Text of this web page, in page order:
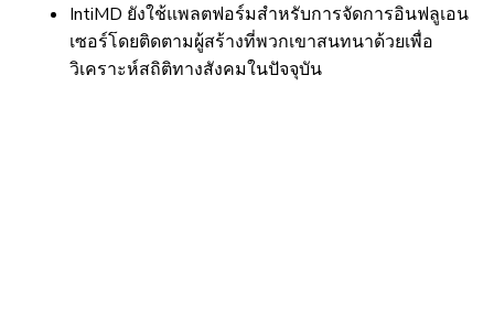
IntiMD ยังใช้แพลตฟอร์มสำหรับการจัดการอินฟลูเอน
เซอร์โดยติดตามผู้สร้างที่พวกเขาสนทนาด้วยเพื่อ
วิเคราะห์สถิติทางสังคมในปัจจุบัน